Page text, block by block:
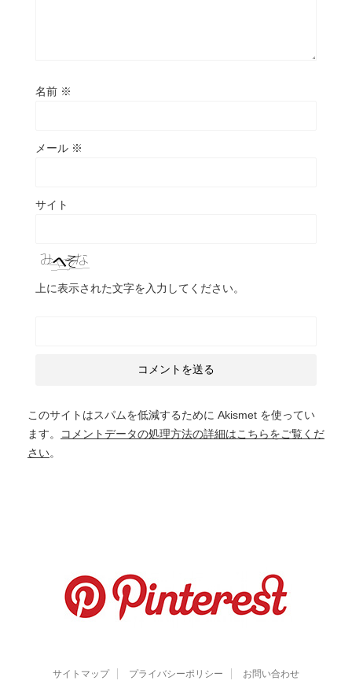
名前 ※
メール ※
サイト
上に表示された文字を入力してください。
このサイトはスパムを低減するために Akismet を使ってい
ます。
コメントデータの処理方法の詳細はこちらをご覧くだ
さい。
サイトマップ プライバシーポリシー お問い合わせ